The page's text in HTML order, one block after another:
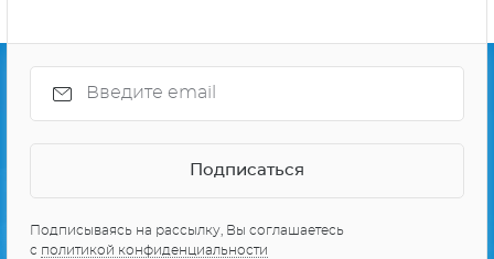
Подписываясь на рассылку, Вы соглашаетесь
с политикой конфиденциальности